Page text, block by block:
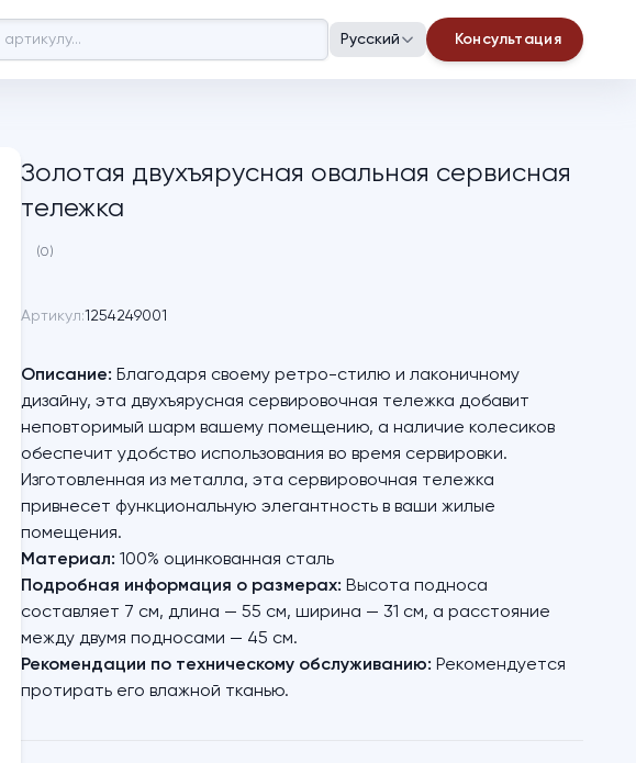
Русский Консультация
Золотая двухъярусная овальная сервисная
тележка
(0)
Артикул:1254249001
Описание: Благодаря своему ретро-стилю и лаконичному
дизайну, эта двухъярусная сервировочная тележка добавит
неповторимый шарм вашему помещению, а наличие колесиков
обеспечит удобство использования во время сервировки.
Изготовленная из металла, эта сервировочная тележка
привнесет функциональную элегантность в ваши жилые
помещения.
Материал: 100% оцинкованная сталь
Подробная информация о размерах: Высота подноса
составляет 7 см, длина — 55 см, ширина — 31 см, а расстояние
между двумя подносами — 45 см.
Рекомендации по техническому обслуживанию: Рекомендуется
протирать его влажной тканью.